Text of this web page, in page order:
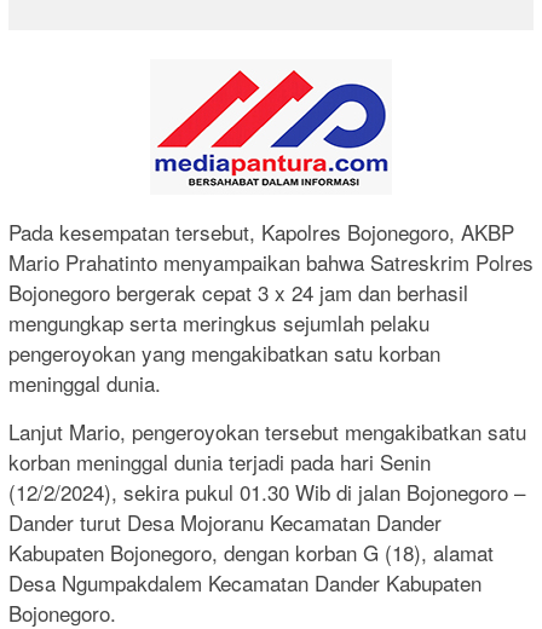
Pada kesempatan tersebut, Kapolres Bojonegoro, AKBP
Mario Prahatinto menyampaikan bahwa Satreskrim Polres
Bojonegoro bergerak cepat 3 x 24 jam dan berhasil
mengungkap serta meringkus sejumlah pelaku
pengeroyokan yang mengakibatkan satu korban
meninggal dunia.
Lanjut Mario, pengeroyokan tersebut mengakibatkan satu
korban meninggal dunia terjadi pada hari Senin
(12/2/2024), sekira pukul 01.30 Wib di jalan Bojonegoro –
Dander turut Desa Mojoranu Kecamatan Dander
Kabupaten Bojonegoro, dengan korban G (18), alamat
Desa Ngumpakdalem Kecamatan Dander Kabupaten
Bojonegoro.